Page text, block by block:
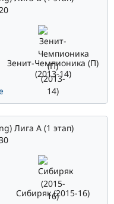
Зенит-Чемпионика (П)
(2013-14)
Лига А (1 этап)
Сибиряк (2015-16)